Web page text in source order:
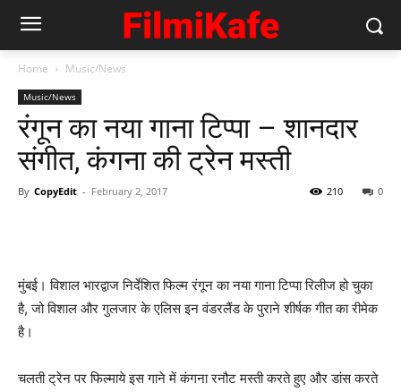
Home Music/News
Music/News
रंगून का नया गाना टिप्‍पा – शानदार
संगीत, कंगना की ट्रेन मस्‍ती
By CopyEdit - February 2, 2017 0
210
मुंबई। विशाल भारद्वाज निर्देशित फिल्‍म रंगून का नया गाना टिप्‍पा रिलीज हो चुका
है, जो विशाल और गुलजार के एलिस इन वंडरलैंड के पुराने शीर्षक गीत का रीमेक
है।
चलती ट्रेन पर फिल्‍माये इस गाने में कंगना रनौट मस्‍ती करते हुए और डांस करते